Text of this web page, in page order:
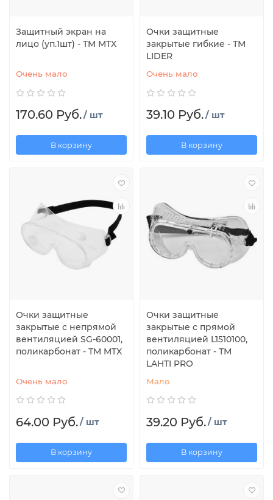
Защитный экран на
лицо (уп.1шт) - TM MTX
Очень мало
170.60 Руб./ шт
В корзину
Очки защитные
закрытые гибкие - ТМ
LIDER
Очень мало
39.10 Руб./ шт
В корзину
Очки защитные
закрытые с непрямой
вентиляцией SG-60001,
поликарбонат - ТМ MTX
Очень мало
64.00 Руб./ шт
В корзину
Очки защитные
закрытые с прямой
вентиляцией L1510100,
поликарбонат - ТМ
LAHTI PRO
Мало
39.20 Руб./ шт
В корзину